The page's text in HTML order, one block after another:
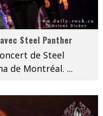
Steel Panther
de Steel
de Montréal. ...